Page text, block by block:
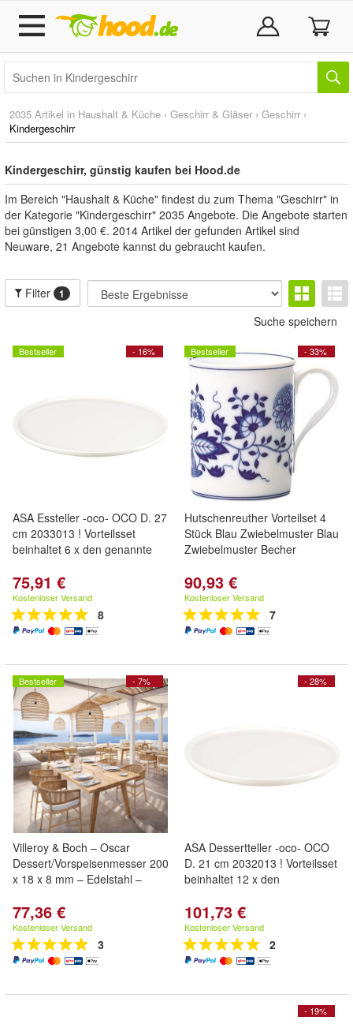
2035 Artikel in Haushalt & Küche › Geschirr & Gläser › Geschirr ›
Kindergeschirr
Kindergeschirr, günstig kaufen bei Hood.de
Im Bereich "Haushalt & Küche" findest du zum Thema "Geschirr" in
der Kategorie "Kindergeschirr" 2035 Angebote. Die Angebote starten
bei günstigen 3,00 €. 2014 Artikel der gefunden Artikel sind
Neuware, 21 Angebote kannst du gebraucht kaufen.
Filter 1
Suche speichern
- 16%
Bestseller
ASA Essteller -oco- OCO D. 27
cm 2033013 ! Vorteilsset
beinhaltet 6 x den genannte
75,91 €
Kostenloser Versand
8
- 33%
Bestseller
Hutschenreuther Vorteilset 4
Stück Blau Zwiebelmuster Blau
Zwiebelmuster Becher
90,93 €
Kostenloser Versand
7
- 7%
Bestseller
Villeroy & Boch – Oscar
Dessert/Vorspeisenmesser 200
x 18 x 8 mm – Edelstahl –
77,36 €
Kostenloser Versand
3
- 28%
ASA Dessertteller -oco- OCO
D. 21 cm 2032013 ! Vorteilsset
beinhaltet 12 x den
101,73 €
Kostenloser Versand
2
- 19%